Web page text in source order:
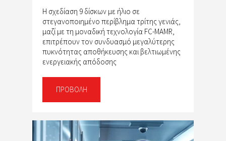
Η σχεδίαση 9 δίσκων με ήλιο σε
στεγανοποιημένο περίβλημα τρίτης γενιάς,
μαζί με τη μοναδική τεχνολογία FC-MAMR,
επιτρέπουν τον συνδυασμό μεγαλύτερης
πυκνότητας αποθήκευσης και βελτιωμένης
ενεργειακής απόδοσης
ΠΡΟΒΟΛΉ